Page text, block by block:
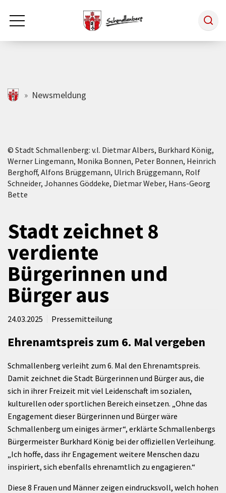
Zum Hauptinhalt springen
Rathaus & Politik
Tourismus
Freizeit & Kultur
Wirtschaft
schmallenberg.de
Newsmeldung
© Stadt Schmallenberg: v.l. Dietmar Albers, Burkhard König,
Werner Lingemann, Monika Bonnen, Peter Bonnen, Heinrich
Berghoff, Alfons Brüggemann, Ulrich Brüggemann, Rolf
Schneider, Johannes Göddeke, Dietmar Weber, Hans-Georg
Bette
Stadt zeichnet 8
verdiente
Bürgerinnen und
Bürger aus
24.03.2025 Pressemitteilung
Ehrenamtspreis zum 6. Mal vergeben
Schmallenberg verleiht zum 6. Mal den Ehrenamtspreis.
Damit zeichnet die Stadt Bürgerinnen und Bürger aus, die
sich in ihrer Freizeit mit viel Leidenschaft im sozialen,
kulturellen oder sportlichen Bereich einsetzen. „Ohne das
Engagement dieser Bürgerinnen und Bürger wäre
Schmallenberg um einiges ärmer“, erklärte Schmallenbergs
Bürgermeister Burkhard König bei der offiziellen Verleihung.
„Ich hoffe, dass ihr Engagement weitere Menschen dazu
inspiriert, sich ebenfalls ehrenamtlich zu engagieren.“
Diese 8 Frauen und Männer zeigen eindrucksvoll, welch hohen